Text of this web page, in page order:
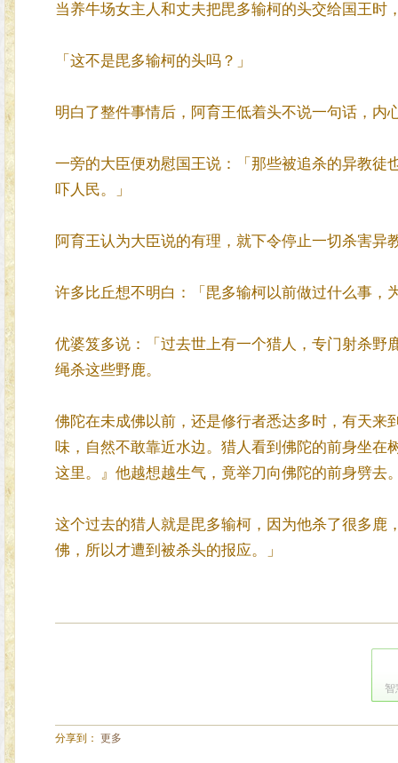
当养牛场女主人和丈夫把毘多输柯的头交给国王时
「这不是毘多输柯的头吗？」
明白了整件事情后，阿育王低着头不说一句话，内
一旁的大臣便劝慰国王说：「那些被追杀的异教徒
吓人民。」
阿育王认为大臣说的有理，就下令停止一切杀害异
许多比丘想不明白：「毘多输柯以前做过什么事，
优婆笈多说：「过去世上有一个猎人，专门射杀野
绳杀这些野鹿。
佛陀在未成佛以前，还是修行者悉达多时，有天来
味，自然不敢靠近水边。猎人看到佛陀的前身坐在
这里。』他越想越生气，竟举刀向佛陀的前身劈去
这个过去的猎人就是毘多输柯，因为他杀了很多鹿
佛，所以才遭到被杀头的报
智
分享到： 更多